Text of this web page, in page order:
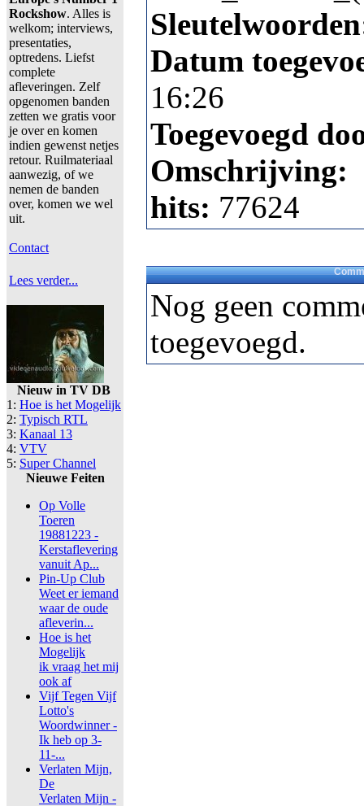
Rockshow. Alles is
welkom; interviews,
presentaties,
optredens. Liefst
complete
afleveringen. Zelf
opgenomen banden
zetten we gratis voor
je over en komen
indien gewenst netjes
retour. Ruilmateriaal
aanwezig, of we
nemen de banden
over, komen we wel
uit.
Contact
Lees verder...
Nieuw in TV DB
1: Hoe is het Mogelijk
2: Typisch RTL
3: Kanaal 13
4: VTV
5: Super Channel
Nieuwe Feiten
Op Volle
Toeren
19881223 -
Kerstaflevering
vanuit Ap...
Pin-Up Club
Weet er iemand
waar de oude
afleverin...
Hoe is het
Mogelijk
ik vraag het mij
ook af
Vijf Tegen Vijf
Lotto's
Woordwinner -
Ik heb op 3-
11-...
Verlaten Mijn,
De
Verlaten Mijn -
Datum
16:26
Toegevoegd
Omschrijving:
hits: 77624
Nog geen
toegevoegd.